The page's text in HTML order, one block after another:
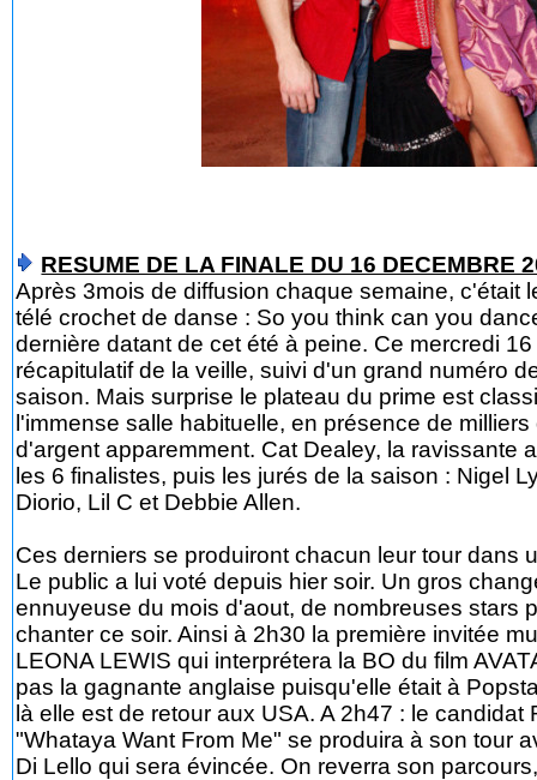
RESUME DE LA FINALE DU 16 DECEMBRE
Après 3mois de diffusion chaque semaine, c'était
télé crochet de danse : So you think can you
dernière datant de cet été à peine. Ce mercredi
récapitulatif de la veille, suivi d'un grand numéro
saison. Mais surprise le plateau du prime est
l'immense salle habituelle, en présence de
d'argent apparemment. Cat Dealey, la ravissante
les 6 finalistes, puis les jurés de la saison : Nigel
Diorio, Lil C et Debbie Allen.
Ces derniers se produiront chacun leur tour dans
Le public a lui voté depuis hier soir. Un gros
ennuyeuse du mois d'aout, de nombreuses stars
chanter ce soir. Ainsi à 2h30 la première invitée
LEONA LEWIS qui interprétera la BO du film
pas la gagnante anglaise puisqu'elle était à
là elle est de retour aux USA. A 2h47 : le
"Whataya Want From Me" se produira à son tour
Di Lello qui sera évincée. On reverra son